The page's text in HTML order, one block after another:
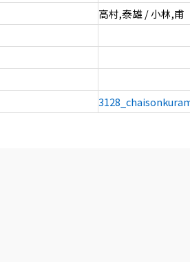
高村,泰雄 / 小林,